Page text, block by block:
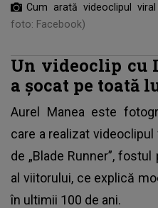
Cum arată videoclipul
foto: Facebook)
Un videoclip cu
a șocat pe toată
Aurel Manea este
care a realizat videoclipul
de „Blade Runner”,
al viitorului, ce explică
în ultimii 100 de ani.